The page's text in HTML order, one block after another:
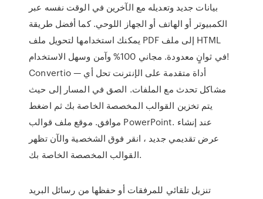
بيانات جديد وتعديله مع الآخرين في الوقت نفسه عبر
الكمبيوتر أو الهاتف أو الجهاز اللوحي. كما أفضل طريقة
يمكنك استخدامها لتحويل ملف PDF إلى ملف HTML
في ثوانٍ معدودة. مجاني 100% وآمن وسهل الاستخدام!
Convertio — أداة متقدمة على الإنترنت تحل أي
مشاكل تحدث مع الملفات. الصق في المسار إلى حيث
يتم تخزين القوالب المخصصة الخاصة بك ثم اضغط
موافق. موقع ملف قوالب PowerPoint. عند إنشاء
عرض تقديمي جديد ، انقر فوق الشخصية والآن تظهر
القوالب المخصصة الخاصة بك.
تنزيل تلقائي للمرفقات أو حفظها من رسائل البريد